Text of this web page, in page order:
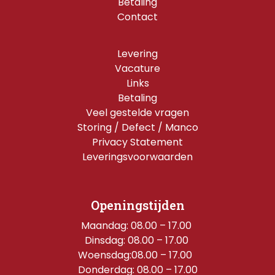
Contact
Levering
Vacature
Links
Betaling
Veel gestelde vragen
Storing / Defect / Manco
Privacy Statement
Leveringsvoorwaarden
Openingstijden
Maandag: 08.00 – 17.00
Dinsdag: 08.00 – 17.00
Woensdag:08.00 – 17.00
Donderdag: 08.00 – 17.00